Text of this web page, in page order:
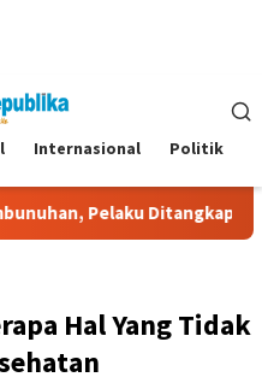
Internasional Politik
di Banten
Hal Yang Tidak